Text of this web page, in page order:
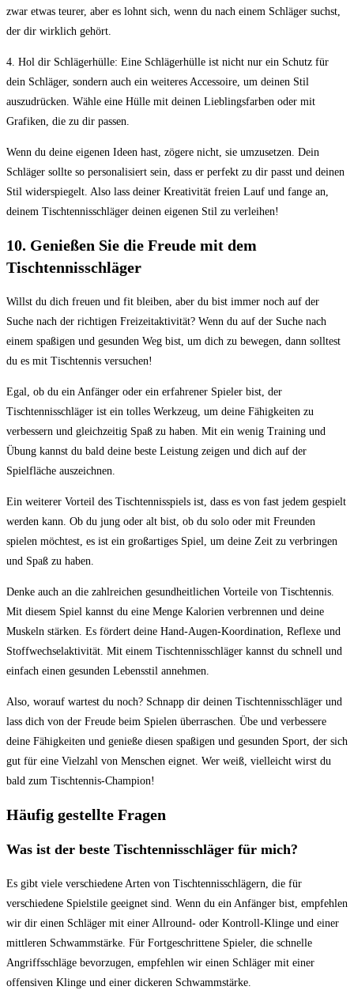
zwar etwas teurer, aber es lohnt sich, wenn du nach einem Schläger suchst,
der dir wirklich gehört.
4. Hol dir Schlägerhülle: Eine Schlägerhülle ist nicht nur ein Schutz für
dein Schläger, sondern auch ein weiteres Accessoire, um deinen Stil
auszudrücken. Wähle eine Hülle mit deinen Lieblingsfarben oder mit
Grafiken, die zu dir passen.
Wenn du deine eigenen Ideen hast, zögere nicht, sie umzusetzen. Dein
Schläger sollte so personalisiert sein, dass er perfekt zu dir passt und deinen
Stil widerspiegelt. Also lass deiner Kreativität freien Lauf und fange an,
deinem Tischtennisschläger deinen eigenen Stil zu verleihen!
10. Genießen Sie die Freude mit dem
Tischtennisschläger
Willst du dich freuen und fit bleiben, aber du bist immer noch auf der
Suche nach der richtigen Freizeitaktivität? Wenn du auf der Suche nach
einem spaßigen und gesunden Weg bist, um dich zu bewegen, dann solltest
du es mit Tischtennis versuchen!
Egal, ob du ein Anfänger oder ein erfahrener Spieler bist, der
Tischtennisschläger ist ein tolles Werkzeug, um deine Fähigkeiten zu
verbessern und gleichzeitig Spaß zu haben. Mit ein wenig Training und
Übung kannst du bald deine beste Leistung zeigen und dich auf der
Spielfläche auszeichnen.
Ein weiterer Vorteil des Tischtennisspiels ist, dass es von fast jedem gespielt
werden kann. Ob du jung oder alt bist, ob du solo oder mit Freunden
spielen möchtest, es ist ein großartiges Spiel, um deine Zeit zu verbringen
und Spaß zu haben.
Denke auch an die zahlreichen gesundheitlichen Vorteile von Tischtennis.
Mit diesem Spiel kannst du eine Menge Kalorien verbrennen und deine
Muskeln stärken. Es fördert deine Hand-Augen-Koordination, Reflexe und
Stoffwechselaktivität. Mit einem Tischtennisschläger kannst du schnell und
einfach einen gesunden Lebensstil annehmen.
Also, worauf wartest du noch? Schnapp dir deinen Tischtennisschläger und
lass dich von der Freude beim Spielen überraschen. Übe und verbessere
deine Fähigkeiten und genieße diesen spaßigen und gesunden Sport, der sich
gut für eine Vielzahl von Menschen eignet. Wer weiß, vielleicht wirst du
bald zum Tischtennis-Champion!
Häufig gestellte Fragen
Was ist der beste Tischtennisschläger für mich?
Es gibt viele verschiedene Arten von Tischtennisschlägern, die für
verschiedene Spielstile geeignet sind. Wenn du ein Anfänger bist, empfehlen
wir dir einen Schläger mit einer Allround- oder Kontroll-Klinge und einer
mittleren Schwammstärke. Für Fortgeschrittene Spieler, die schnelle
Angriffsschläge bevorzugen, empfehlen wir einen Schläger mit einer
offensiven Klinge und einer dickeren Schwammstärke.